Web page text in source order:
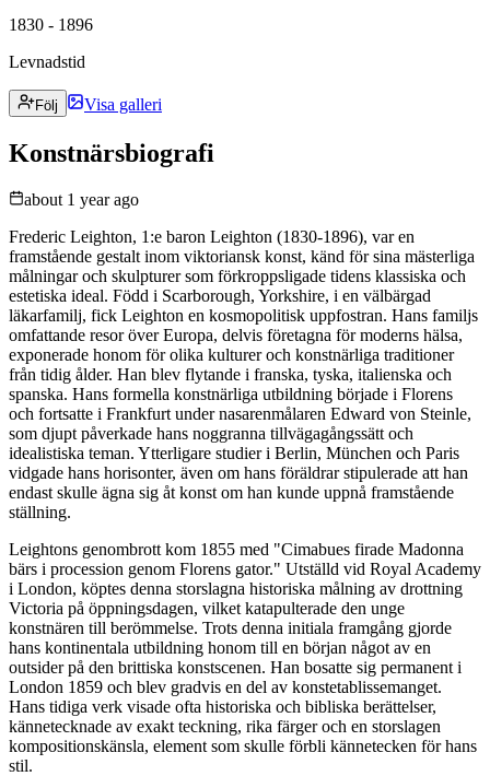
1830 - 1896
Levnadstid
Följ Visa galleri
Konstnärsbiografi
about 1 year ago
Frederic Leighton, 1:e baron Leighton (1830-1896), var en
framstående gestalt inom viktoriansk konst, känd för sina mästerliga
målningar och skulpturer som förkroppsligade tidens klassiska och
estetiska ideal. Född i Scarborough, Yorkshire, i en välbärgad
läkarfamilj, fick Leighton en kosmopolitisk uppfostran. Hans familjs
omfattande resor över Europa, delvis företagna för moderns hälsa,
exponerade honom för olika kulturer och konstnärliga traditioner
från tidig ålder. Han blev flytande i franska, tyska, italienska och
spanska. Hans formella konstnärliga utbildning började i Florens
och fortsatte i Frankfurt under nasarenmålaren Edward von Steinle,
som djupt påverkade hans noggranna tillvägagångssätt och
idealistiska teman. Ytterligare studier i Berlin, München och Paris
vidgade hans horisonter, även om hans föräldrar stipulerade att han
endast skulle ägna sig åt konst om han kunde uppnå framstående
ställning.
Leightons genombrott kom 1855 med "Cimabues firade Madonna
bärs i procession genom Florens gator." Utställd vid Royal Academy
i London, köptes denna storslagna historiska målning av drottning
Victoria på öppningsdagen, vilket katapulterade den unge
konstnären till berömmelse. Trots denna initiala framgång gjorde
hans kontinentala utbildning honom till en början något av en
outsider på den brittiska konstscenen. Han bosatte sig permanent i
London 1859 och blev gradvis en del av konstetablissemanget.
Hans tidiga verk visade ofta historiska och bibliska berättelser,
kännetecknade av exakt teckning, rika färger och en storslagen
kompositionskänsla, element som skulle förbli kännetecken för hans
stil.